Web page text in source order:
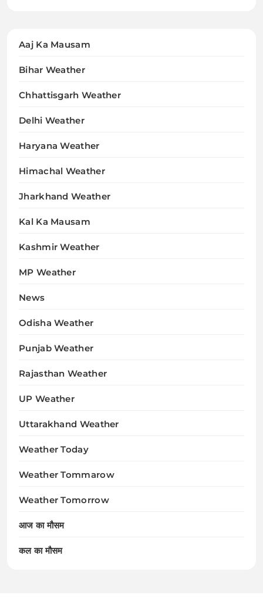
Aaj Ka Mausam
Bihar Weather
Chhattisgarh Weather
Delhi Weather
Haryana Weather
Himachal Weather
Jharkhand Weather
Kal Ka Mausam
Kashmir Weather
MP Weather
News
Odisha Weather
Punjab Weather
Rajasthan Weather
UP Weather
Uttarakhand Weather
Weather Today
Weather Tommarow
Weather Tomorrow
आज का मौसम
कल का मौसम